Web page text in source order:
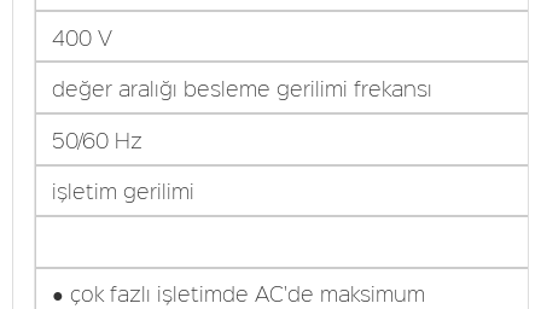
400 V
değer aralığı besleme gerilimi frekansı
50/60 Hz
işletim gerilimi
● çok fazlı işletimde AC'de maksimum